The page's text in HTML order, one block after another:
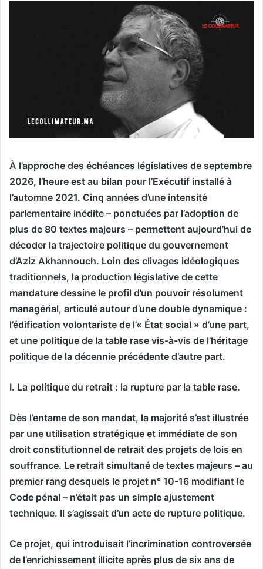
À l’approche des échéances législatives de septembre
2026, l’heure est au bilan pour l’Exécutif installé à
l’automne 2021. Cinq années d’une intensité
parlementaire inédite – ponctuées par l’adoption de
plus de 80 textes majeurs – permettent aujourd’hui de
décoder la trajectoire politique du gouvernement
d’Aziz Akhannouch. Loin des clivages idéologiques
traditionnels, la production législative de cette
mandature dessine le profil d’un pouvoir résolument
managérial, articulé autour d’une double dynamique :
l’édification volontariste de l’« État social » d’une part,
et une politique de la table rase vis-à-vis de l’héritage
politique de la décennie précédente d’autre part.
I. La politique du retrait : la rupture par la table rase.
Dès l’entame de son mandat, la majorité s’est illustrée
par une utilisation stratégique et immédiate de son
droit constitutionnel de retrait des projets de lois en
souffrance. Le retrait simultané de textes majeurs – au
premier rang desquels le projet n° 10-16 modifiant le
Code pénal – n’était pas un simple ajustement
technique. Il s’agissait d’un acte de rupture politique.
Ce projet, qui introduisait l’incrimination controversée
de l’enrichissement illicite après plus de six ans de